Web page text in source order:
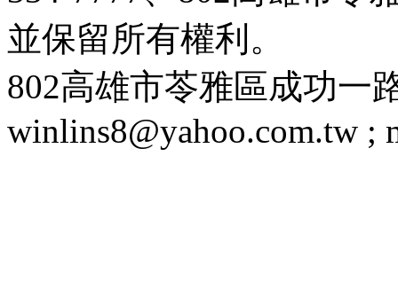
並保留所有權利。
802高雄市苓雅區成功一
winlins8@yahoo.com.tw ;